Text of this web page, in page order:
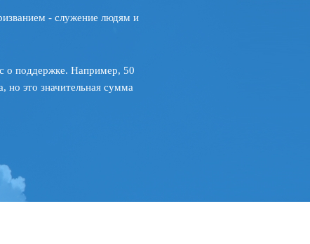
- служение людям и
о поддержке. Например, 50
но это значительная сумма